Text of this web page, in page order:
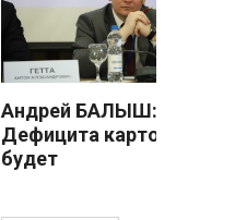
Андрей БАЛЫШ:
Дефицита картофеля не
будет